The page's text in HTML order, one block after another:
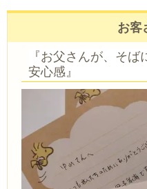
お客
『お父さんが、そ
安心感』